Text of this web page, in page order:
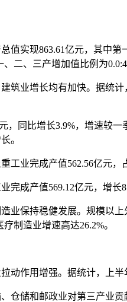
实现863.61亿元，其中第一
二、三产增加值比例为
业增长均有加快。据统计
同比增长3.9%，增速较一
。
业完成产值562.56亿元，占
成产值569.12亿元，增长
保持稳健发展。规模以上
制造业增速高达26.2%。
作用增强。据统计，上半
储和邮政业对第三产业贡